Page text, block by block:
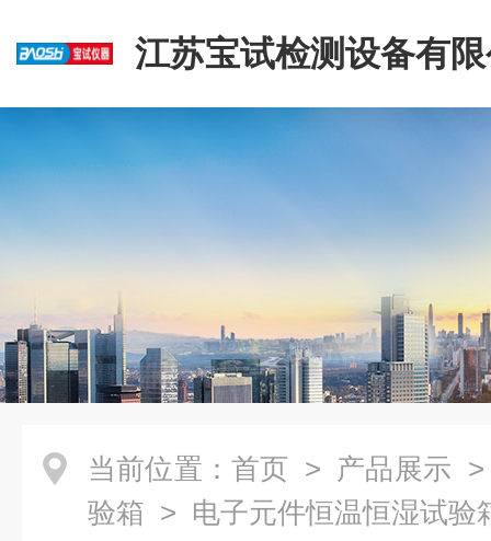
江苏宝试检测设备有
当前位置： 首页 > 产品展示
验箱 > 电子元件恒温恒湿试验